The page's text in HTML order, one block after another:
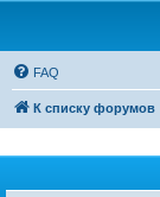
FAQ
К списку форумов